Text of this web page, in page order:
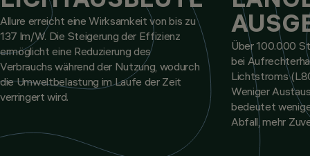
Allure erreicht eine Wirksamkeit von bis zu
137 lm/W. Die Steigerung der Effizienz
ermöglicht eine Reduzierung des
Verbrauchs während der Nutzung, wodurch
die Umweltbelastung im Laufe der Zeit
verringert wird.
Über 100.000
bei
Lichtstroms
Weniger
bedeutet
Abfall, mehr